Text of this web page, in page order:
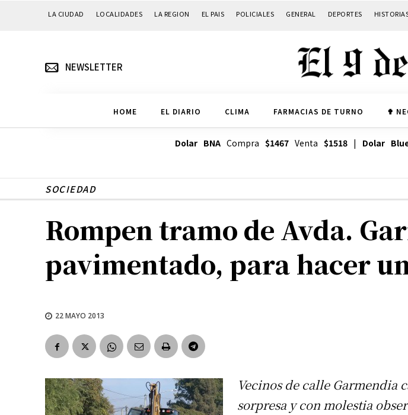
LA CIUDAD LOCALIDADES LA REGION EL PAIS POLICIALES GENERAL DEPORTES
NEWSLETTER
HOME EL DIARIO CLIMA FARMACIAS DE TURNO ✟
Dolar BNACompra $1467Venta $1518| Dolar
SOCIEDAD
Rompen tramo de Avda.
pavimentado, para hacer
22 MAYO 2013
Vecinos de calle Garmendia
sorpresa y con molestia